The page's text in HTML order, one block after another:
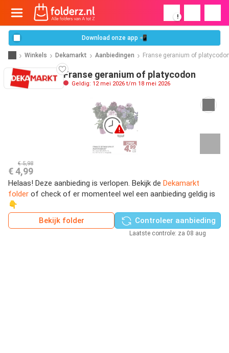
!
Download onze app 📲
Winkels Dekamarkt Aanbiedingen Franse geranium of
Franse geranium of platycodon
Geldig: 12 mei 2026 t/m 18 mei 2026
€ 5,98
€ 4,99
Helaas! Deze aanbieding is verlopen. Bekijk de Dekamarkt
folder of check of er momenteel wel een aanbieding geldig is
👇
Bekijk folder
Controleer aanbieding
Laatste controle: za 08 aug